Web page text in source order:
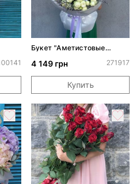
Букет "Аметистовые
4 149 грн 271917
Купить